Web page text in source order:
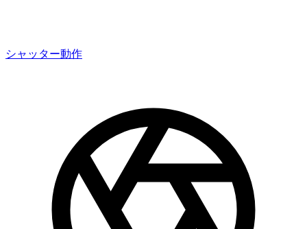
シャッター動作